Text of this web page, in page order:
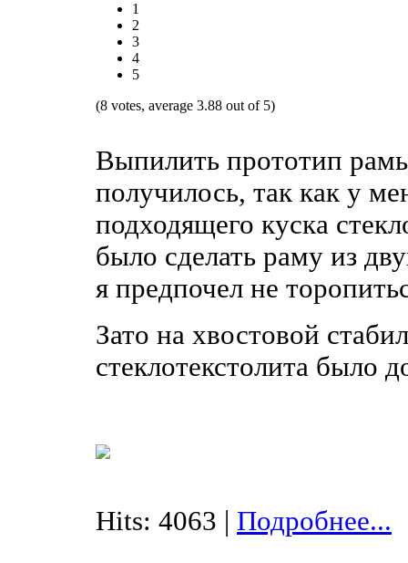
1
2
3
4
5
(8 votes, average 3.88 out of 5)
Выпилить прототип
получилось, так как у
подходящего куска
было сделать раму из
я предпочел не
Зато на хвостовой
стеклотекстолита было
Hits: 4063 | Подробнее...